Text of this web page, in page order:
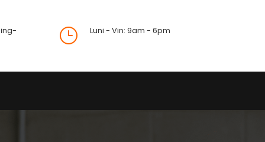
} Luni - Vin: 9am - 6pm